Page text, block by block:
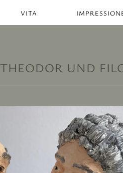
VITA
THEODOR UND